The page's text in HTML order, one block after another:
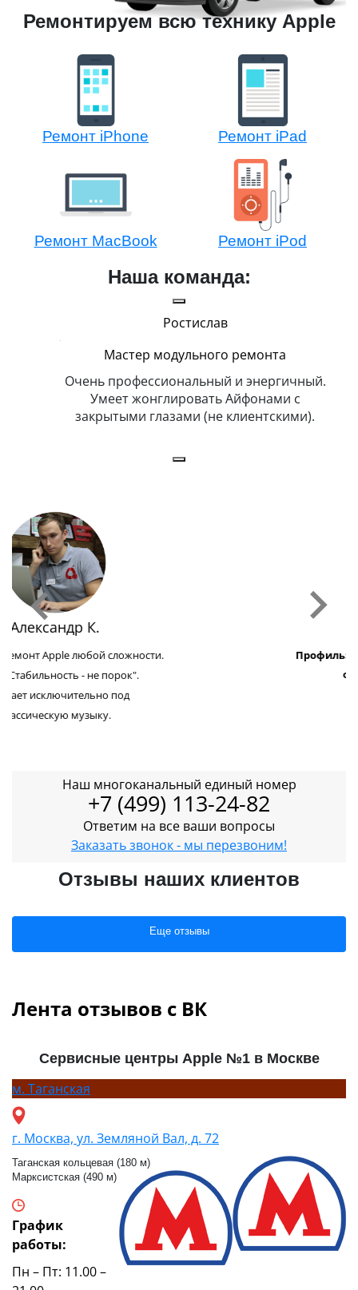
Ремонтируем всю технику Apple
Ремонт iPhone Ремонт iPad
Ремонт MacBook Ремонт iPod
Наша команда:
Ростислав
Мастер модульного ремонта
Очень профессиональный и энергичный.
Умеет жонглировать Айфонами с
закрытыми глазами (не клиентскими).
Профиль:Модульный ремонт Apple.
Факт:
Наш многоканальный единый номер
+7 (499) 113-24-82
Ответим на все ваши вопросы
Заказать звонок - мы перезвоним!
Отзывы наших клиентов
Еще отзывы
Лента отзывов с ВК
Сервисные центры Apple №1 в Москве
м. Таганская
г. Москва, ул. Земляной Вал, д. 72
Таганская кольцевая (180 м)
Марксистская (490 м)
График
работы:
Пн – Пт: 11.00 –